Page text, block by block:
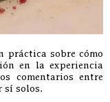
práctica sobre cómo
en la experiencia
comentarios entre
sí solos.